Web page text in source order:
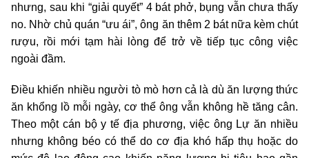
nhưng, sau khi “giải quyết” 4 bát phở, bụng vẫn chưa thấy
no. Nhờ chủ quán “ưu ái”, ông ăn thêm 2 bát nữa kèm chút
rượu, rồi mới tạm hài lòng để trở về tiếp tục công việc
ngoài đầm.
Điều khiến nhiều người tò mò hơn cả là dù ăn lượng thức
ăn khổng lồ mỗi ngày, cơ thể ông vẫn không hề tăng cân.
Theo một cán bộ y tế địa phương, việc ông Lự ăn nhiều
nhưng không béo có thể do cơ địa khó hấp thụ hoặc do